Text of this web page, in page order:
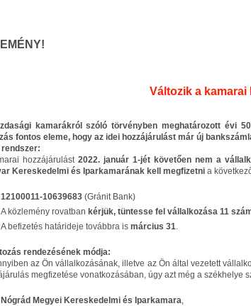
Változik a
kamarákról szóló törvényben meghatározott évi
fontos eleme, hogy az idei hozzájárulást már új
rendszer:
hozzájárulást2022. január 1-jét követően nem a
Kereskedelmi és Iparkamarának kell megfizetni a
12100011-10639683 (Gránit Bank)
A közlemény rovatban kérjük, tüntesse fel vállalkozása 11
A befizetés határideje továbbra is március 31.
rendezésének módja:
az Ön vállalkozásának, illetve az Ön által vezetett
megfizetése vonatkozásában, úgy azt még a
Nógrád Megyei Kereskedelmi és Iparkamara,